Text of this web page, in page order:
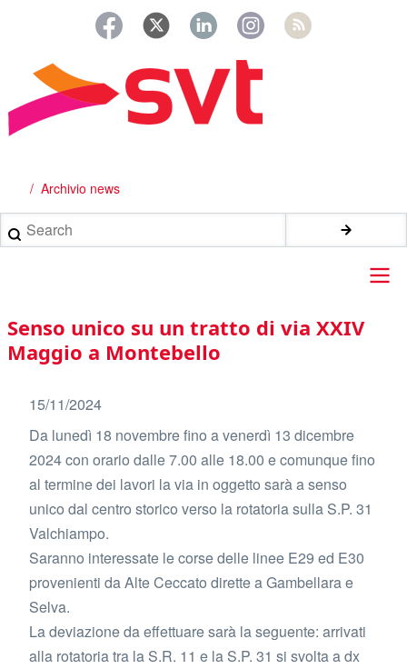
principale
Briciole
di
pane
Archivio news
Search
Main
navigation
Senso unico su un tratto di via XXIV
Maggio a Montebello
15/11/2024
Da lunedì 18 novembre fino a venerdì 13 dicembre
2024 con orario dalle 7.00 alle 18.00 e comunque fino
al termine dei lavori la via in oggetto sarà a senso
unico dal centro storico verso la rotatoria sulla S.P. 31
Valchiampo.
Saranno interessate le corse delle linee E29 ed E30
provenienti da Alte Ceccato dirette a Gambellara e
Selva.
La deviazione da effettuare sarà la seguente: arrivati
alla rotatoria tra la S.R. 11 e la S.P. 31 si svolta a dx